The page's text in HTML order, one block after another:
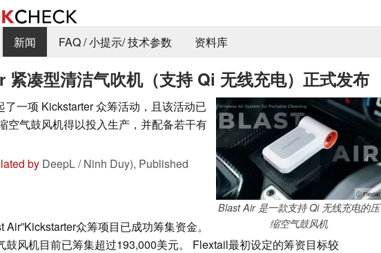
新闻 FAQ / 小提示/ 技术参数 资料库
凑型清洁气吹机（支持 Qi 无线充电）正式发布
ⓘ Flextail
Blast Air 是一款支持 Qi 无线充电的压
缩空气鼓风机
一项 Kickstarter 众筹活动，且该活动已
空气鼓风机得以投入生产，并配备若干有
by DeepL / Ninh Duy), Published
Air”Kickstarter众筹项目已成功筹集资金。
鼓风机目前已筹集超过193,000美元。 Flextail最初设定的筹资目标较